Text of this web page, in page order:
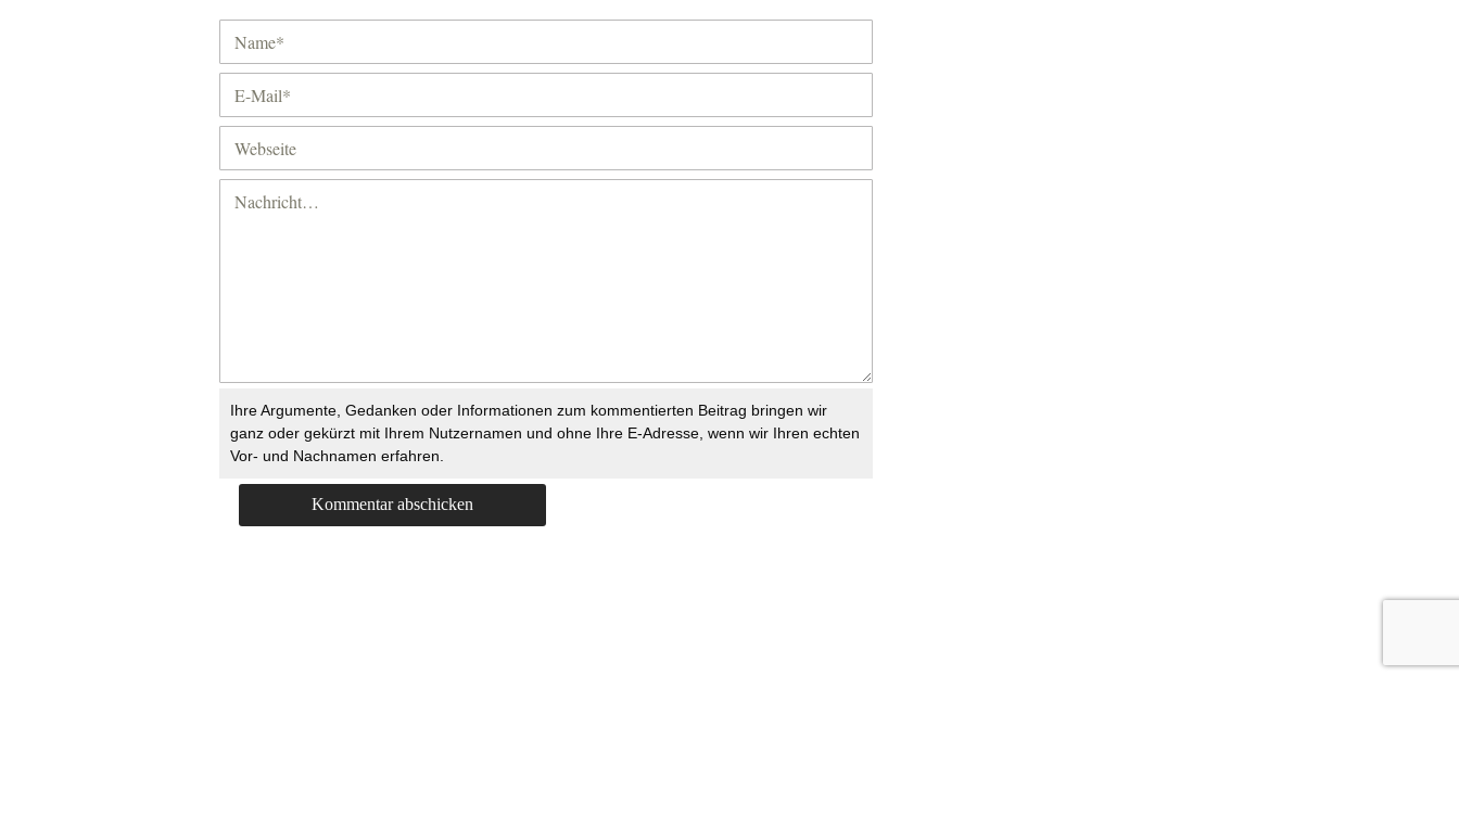
Ihre Argumente, Gedanken oder Informationen zum kommentierten Beitrag bringen wir
ganz oder gekürzt mit Ihrem Nutzernamen und ohne Ihre E-Adresse, wenn wir Ihren echten
Vor- und Nachnamen erfahren.